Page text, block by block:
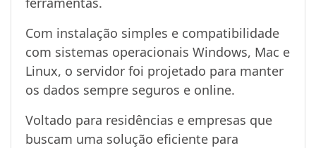
Com instalação simples e compatibilidade
com sistemas operacionais Windows, Mac e
Linux, o servidor foi projetado para manter
os dados sempre seguros e online.
Voltado para residências e empresas que
buscam uma solução eficiente para